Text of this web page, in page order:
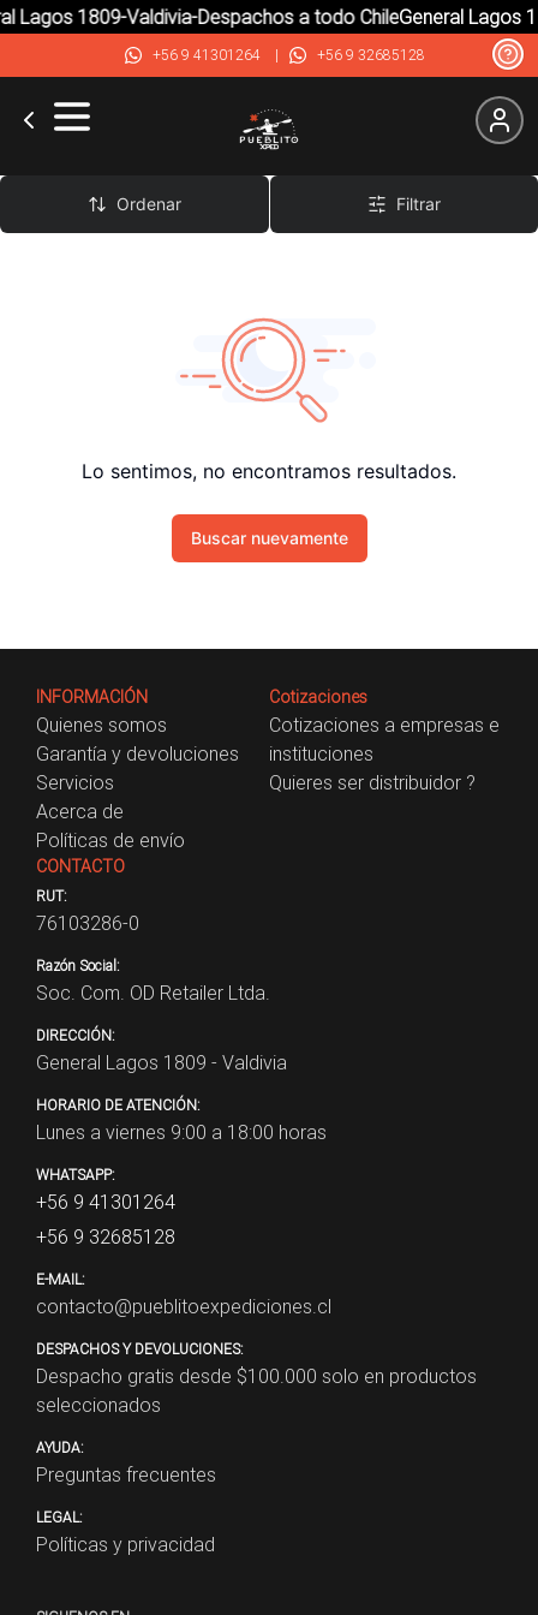
Lagos 1809-Valdivia-Despachos a todo ChileGeneral Lagos
+56 9 41301264| +56 9 32685128
Largos
Ordenar Filtrar
Lo sentimos, no encontramos resultados.
Buscar nuevamente
INFORMACIÓN
Quienes somos
Garantía y devoluciones
Servicios
Acerca de
Políticas de envío
Cotizaciones
Cotizaciones a empresas e
instituciones
Quieres ser distribuidor ?
CONTACTO
RUT:
76103286-0
Razón Social:
Soc. Com. OD Retailer Ltda.
DIRECCIÓN:
General Lagos 1809 - Valdivia
HORARIO DE ATENCIÓN:
Lunes a viernes 9:00 a 18:00 horas
WHATSAPP:
+56 9 41301264
+56 9 32685128
E-MAIL:
contacto@pueblitoexpediciones.cl
DESPACHOS Y DEVOLUCIONES:
Despacho gratis desde $100.000 solo en productos
seleccionados
AYUDA:
Preguntas frecuentes
LEGAL:
Políticas y privacidad